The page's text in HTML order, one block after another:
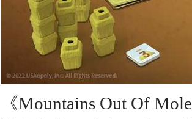
《Mountains Out Of